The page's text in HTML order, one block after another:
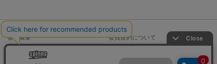
会社概要 会員規約について
店舗一覧